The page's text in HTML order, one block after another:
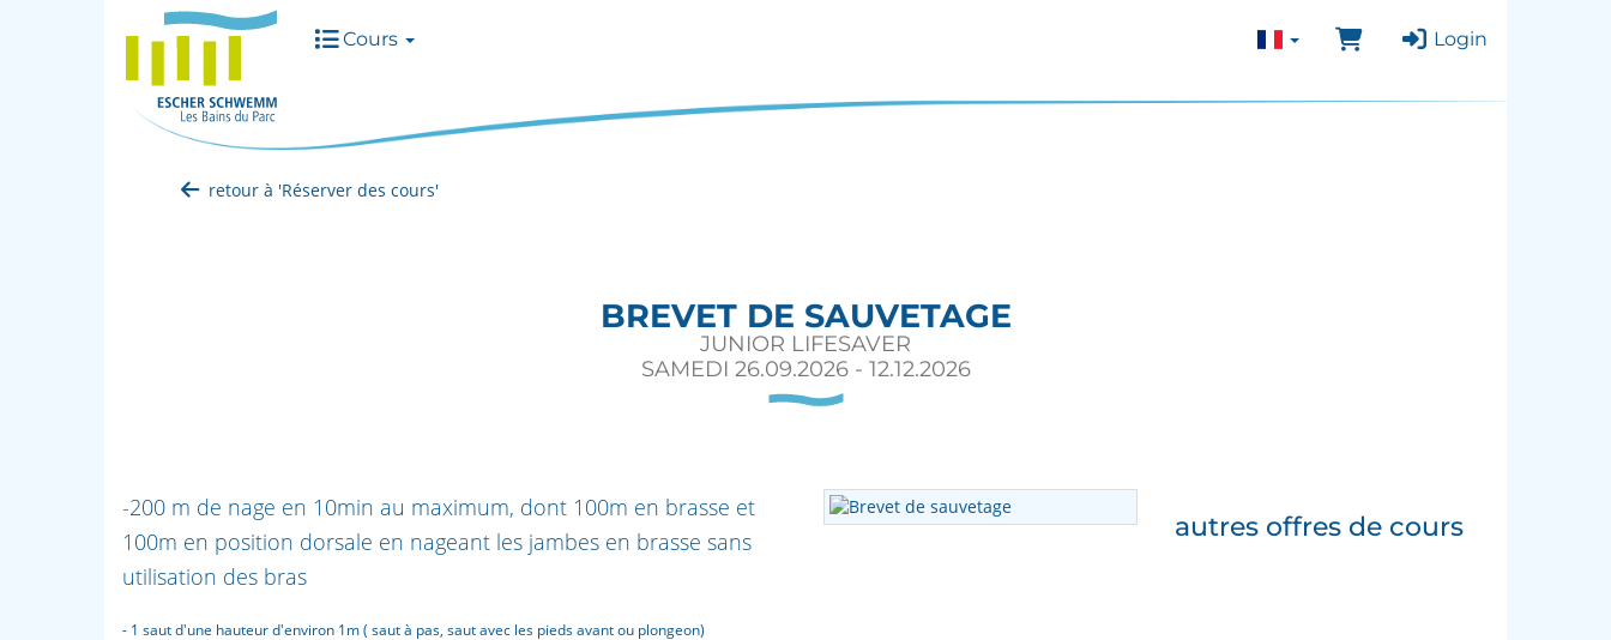
Cours Login
retour à 'Réserver des cours'
BREVET DE SAUVETAGE
JUNIOR LIFESAVER
SAMEDI 26.09.2026 - 12.12.2026
-200 m de nage en 10min au maximum, dont 100m en brasse et
100m en position dorsale en nageant les jambes en brasse sans
utilisation des bras
- 1 saut d'une hauteur d'environ 1m ( saut à pas, saut avec les pieds avant ou plongeon)
autres offres de cours